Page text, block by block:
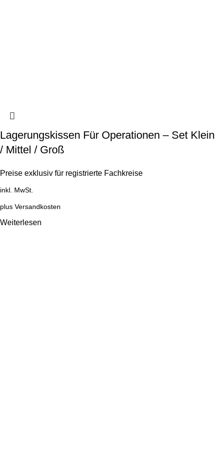
Lagerungskissen Für Operationen – Set Klein
/ Mittel / Groß
Preise exklusiv für registrierte Fachkreise
inkl. MwSt.
plus Versandkosten
Weiterlesen